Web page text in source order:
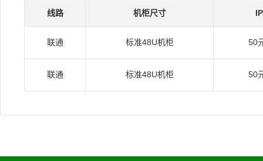
线路 机柜尺寸
联通 标准48U机柜 50
联通 标准48U机柜 50